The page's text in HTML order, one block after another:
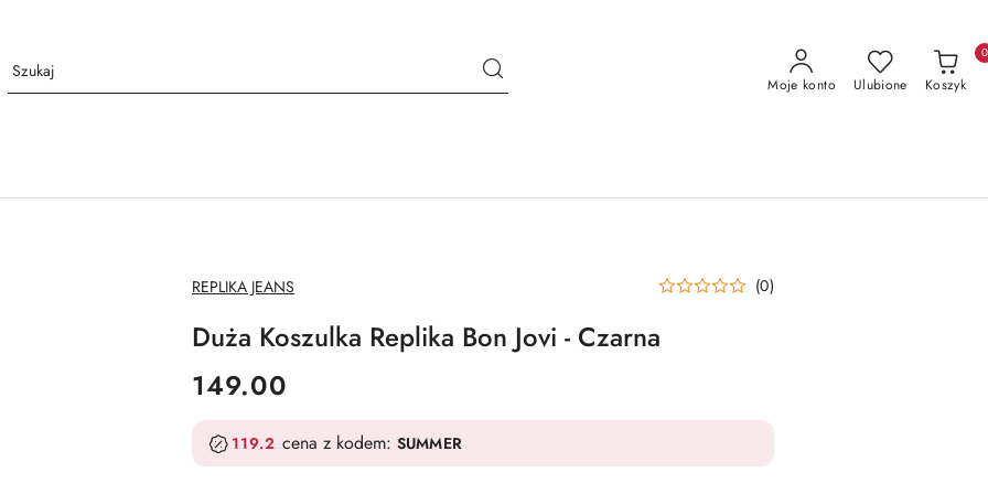
Moje konto Ulubione Koszyk
0
NAZWA
PRODUCENTA:
REPLIKA JEANS (0)
Duża Koszulka Replika Bon Jovi - Czarna
cena:
149.00
119.2 cena z kodem: SUMMER